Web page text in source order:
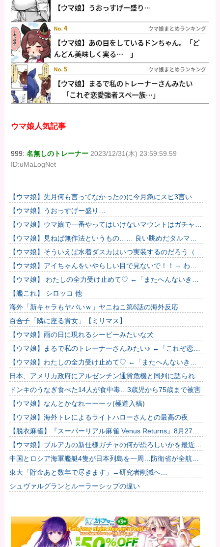
ウマ娘人気記事
999:名無しのトレーナー 2023/12/31(木) 23:59:59.59
ID:uMaLogNet
【ウマ娘】先月何も言ってなかったのに今月急にスピ3言い出
したのが怪しいよな。
【ウマ娘】うおっすげー盛り…
【ウマ娘】ウマ娘で一番やってはいけないマウントはガチャで
も育成でもグッズでもなく、これ。
【ウマ娘】見ねば無作法というもの…… 良い眺めだタルマ
エ…（殴
【ウマ娘】そういえば水着ダスカはいつ実装するのだろう（ﾃﾞ
ｯｯｯ
【ウマ娘】アイちゃんをいやらしい目で見ないで！！→ わか
りました…
【ウマ娘】 わたしの全力受け止めて♡ ←「またへんないきも
のがふえてる…」
【艦これ】 シロッコ 他
海外「新キャラもヤバいｗ」ヤニねこ第6話の海外反応
百合子「隣に座る貴女」【ミリマス】
【ウマ娘】雨の日に現れるシービーみたいな犬
【ウマ娘】まるで私のトレーナーさんみたい♪ ←「これぞ恋愛
強者スペ一族…」
【ウマ娘】わたしの全力受け止めて♡ ←「またへんないきも
のがふえてる…」
日本、アメリカ政府にアルゼンチン通貨危機と同列に語られて
しまうwwwwwwもうすでに158円に戻る
ドンキのうなぎ食べた14人が食中毒…3歳児から75歳まで被害
【ウマ娘】なんとかなれーーーッ(極道入稿)
【ウマ娘】海外トレによるライトハローさんとの最高の夜
【脱衣麻雀】『スーパーリアル麻雀 Venus Returns』8月27日
に発売決定！他
【ウマ娘】ブルアカの新仕様ガチャの何が恐ろしいかを最近の
ウマ娘ガチャに例えると…地獄だな？他
中国とロシア海軍艦艇4隻が日本列島を一周…防衛省が全航路
を公開！
東大「貯金あと数年で尽きます」→研究者削減へ…
シュヴァルグランとルーラーシップの違い